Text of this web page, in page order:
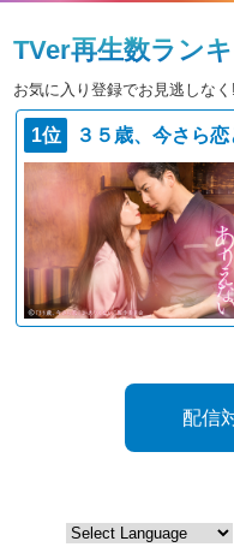
TVer再生数ラン
お気に入り登録でお見逃しなく
1位
配信